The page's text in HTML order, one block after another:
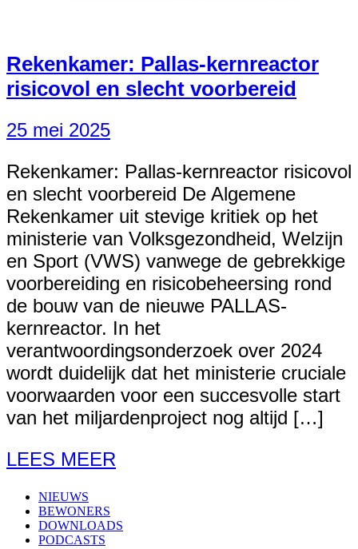
Rekenkamer: Pallas-kernreactor
risicovol en slecht voorbereid
25 mei 2025
Rekenkamer: Pallas-kernreactor risicovol
en slecht voorbereid De Algemene
Rekenkamer uit stevige kritiek op het
ministerie van Volksgezondheid, Welzijn
en Sport (VWS) vanwege de gebrekkige
voorbereiding en risicobeheersing rond
de bouw van de nieuwe PALLAS-
kernreactor. In het
verantwoordingsonderzoek over 2024
wordt duidelijk dat het ministerie cruciale
voorwaarden voor een succesvolle start
van het miljardenproject nog altijd […]
LEES MEER
NIEUWS
BEWONERS
DOWNLOADS
PODCASTS